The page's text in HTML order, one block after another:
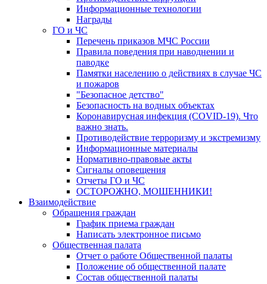
Информационные технологии
Награды
ГО и ЧС
Перечень приказов МЧС России
Правила поведения при наводнении и
паводке
Памятки населению о действиях в случае ЧС
и пожаров
"Безопасное детство"
Безопасность на водных объектах
Коронавирусная инфекция (COVID-19). Что
важно знать.
Противодействие терроризму и экстремизму
Информационные материалы
Нормативно-правовые акты
Сигналы оповещения
Отчеты ГО и ЧС
ОСТОРОЖНО, МОШЕННИКИ!
Взаимодействие
Обращения граждан
График приема граждан
Написать электронное письмо
Общественная палата
Отчет о работе Общественной палаты
Положение об общественной палате
Состав общественной палаты